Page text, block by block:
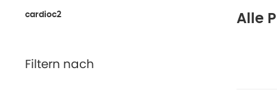
Alle
cardioc2
Filtern nach